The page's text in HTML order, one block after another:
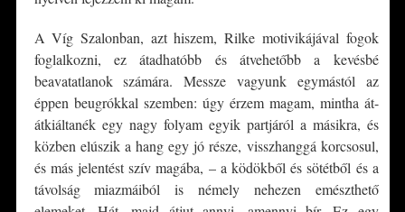
A Víg Szalonban, azt hiszem, Rilke motivikájával fogok
foglalkozni, ez átadhatóbb és átvehetőbb a kevésbé
beavatatlanok számára. Messze vagyunk egymástól az
éppen beugrókkal szemben: úgy érzem magam, mintha át-
átkiáltanék egy nagy folyam egyik partjáról a másikra, és
közben elúszik a hang egy jó része, visszhanggá korcsosul,
és más jelentést szív magába, – a ködökből és sötétből és a
távolság miazmáiból is némely nehezen emészthető